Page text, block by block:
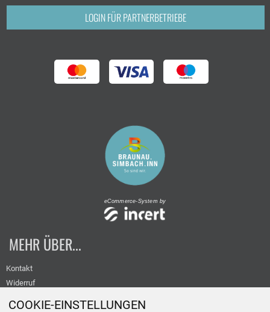
LOGIN FÜR PARTNERBETRIEBE
eCommerce-System by
MEHR ÜBER...
Kontakt
Widerruf
COOKIE-EINSTELLUNGEN